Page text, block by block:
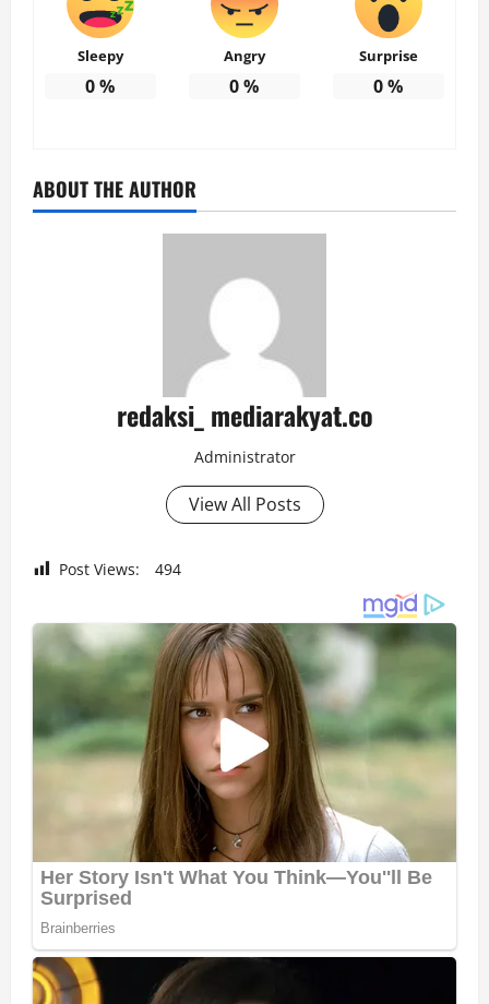
Sleepy
0%
Angry
0%
Surprise
0%
ABOUT THE AUTHOR
redaksi_ mediarakyat.co
Administrator
View All Posts
Post Views: 494